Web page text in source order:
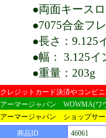
●両面キース
●7075合金フ
●長さ：9.125
●幅： 3.125イ
●重量：203g
クレジットカード決済やコンビ
アーマージャパン WOWMA(ワ
アーマージャパン ショップサ
商品ID
46061